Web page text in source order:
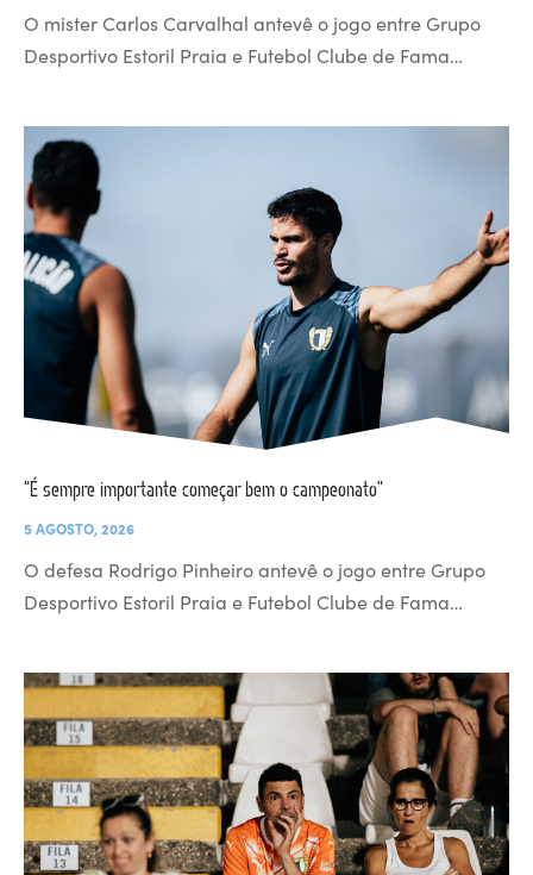
O mister Carlos Carvalhal antevê o jogo entre Grupo
Desportivo Estoril Praia e Futebol Clube de Fama…
“É sempre importante começar bem o campeonato”
5 AGOSTO, 2026
O defesa Rodrigo Pinheiro antevê o jogo entre Grupo
Desportivo Estoril Praia e Futebol Clube de Fama…